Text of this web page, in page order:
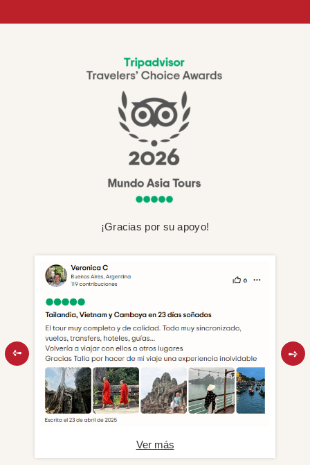
¡Gracias por su apoyo!
Ver más